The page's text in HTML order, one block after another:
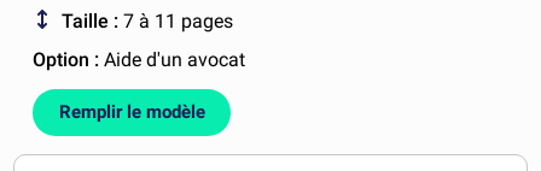
MON COMPTE
Taille : 7 à 11 pages
Option :Aide d'un avocat
Remplir le modèle